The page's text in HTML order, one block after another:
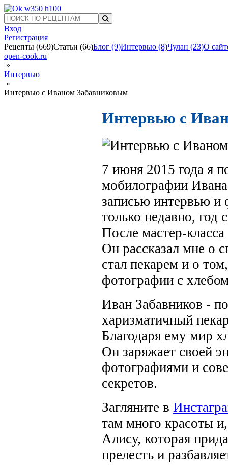
Вход
Регистрация
Рецепты (669)Статьи (66)Блог (9)Интервью (8)Чулан (23)О
open-cook.ru
»
Интервью
»
Интервью с Иваном Забавниковым
Интервью с
7 июня 2015 года я
мобилографии
записью интервью
только недавно, год
После мастер-
Он рассказал мне о
стал пекарем и о
фотографии с
Иван Забавников -
харизматичный
Благодаря ему мир
Он заряжает своей
фотографиями и
секретов.
Загляните в
там много красоты
Алису, которая
прелесть и